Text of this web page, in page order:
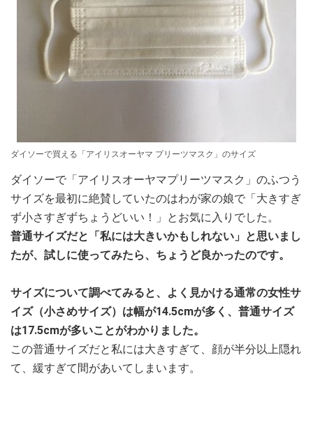
ダイソーで買える「アイリスオーヤマ プリーツマスク」のサイズ
ダイソーで「アイリスオーヤマプリーツマスク」のふつう
サイズを最初に絶賛していたのはわが家の娘で「大きすぎ
ず小さすぎずちょうどいい！」とお気に入りでした。
普通サイズだと「私には大きいかもしれない」と思いまし
たが、試しに使ってみたら、ちょうど良かったのです。
サイズについて調べてみると、よく見かける通常の女性サ
イズ（小さめサイズ）は幅が14.5cmが多く、普通サイズ
は17.5cmが多いことがわかりました。
この普通サイズだと私には大きすぎて、顔が半分以上隠れ
て、緩すぎて間があいてしまいます。